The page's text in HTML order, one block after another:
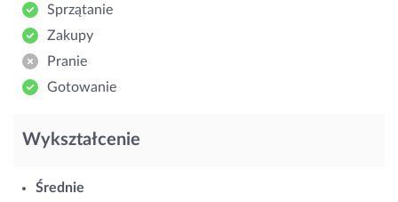
Sprzątanie
Zakupy
Pranie
Gotowanie
Wykształcenie
Średnie